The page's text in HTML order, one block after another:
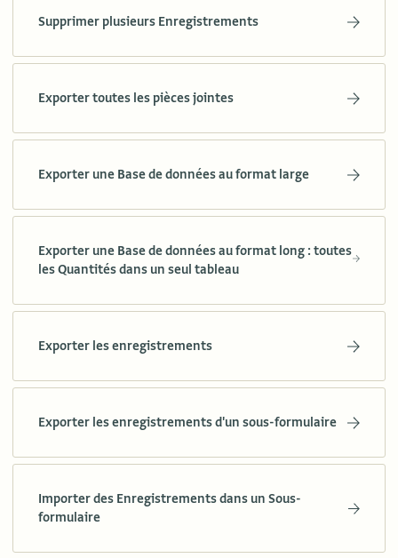
Supprimer plusieurs Enregistrements
Exporter toutes les pièces jointes
Exporter une Base de données au format large
Exporter une Base de données au format long : toutes
les Quantités dans un seul tableau
Exporter les enregistrements
Exporter les enregistrements d'un sous-formulaire
Importer des Enregistrements dans un Sous-
formulaire